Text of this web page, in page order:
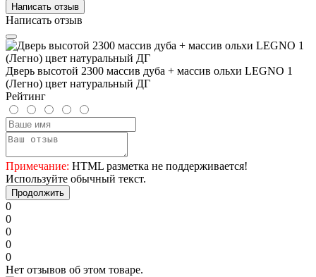
Написать отзыв
Написать отзыв
Дверь высотой 2300 массив дуба + массив ольхи LEGNO 1
(Легно) цвет натуральный ДГ
Рейтинг
Примечание: HTML разметка не поддерживается!
Используйте обычный текст.
Продолжить
0
0
0
0
0
Нет отзывов об этом товаре.